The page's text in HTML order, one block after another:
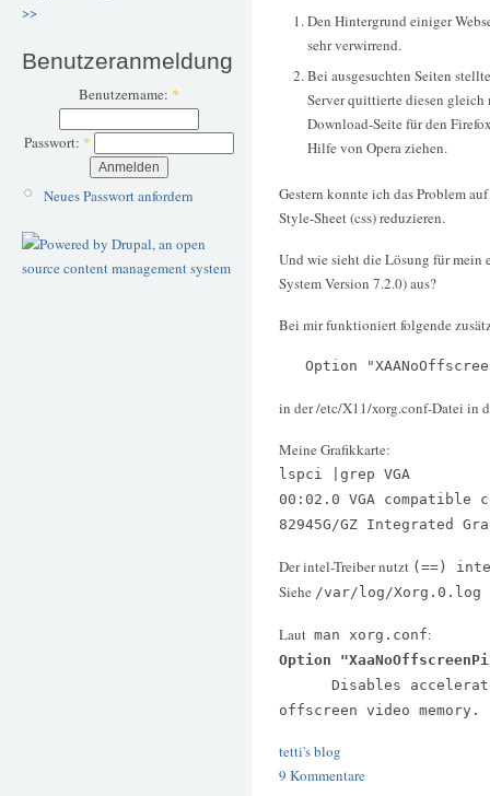
>>
Benutzeranmeldung
Benutzername: *
Passwort: *
Neues Passwort anfordern
Den Hintergrund einiger
sehr verwirrend.
Bei ausgesuchten Seiten
Server quittierte diesen gleich
Download-Seite für den
Hilfe von Opera ziehen.
Gestern konnte ich das Problem
Style-Sheet (css) reduzieren.
Und wie sieht die Lösung für mein
System Version 7.2.0) aus?
Bei mir funktioniert folgende
Option
in der /etc/X11/xorg.conf-Datei in
Meine Grafikkarte:
lspci |grep VGA
00:02.0 VGA
82945G/GZ Integrated
Der intel-Treiber nutzt (==)
Siehe /var/log/Xorg.0.log
Laut man xorg.conf:
Option
Disables
offscreen video memory.
tetti's blog
9 Kommentare